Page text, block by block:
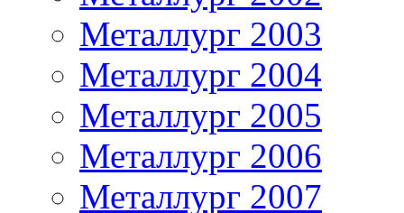
Металлург 2003
Металлург 2004
Металлург 2005
Металлург 2006
Металлург 2007